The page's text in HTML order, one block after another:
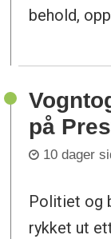
behold,
på
10 dager
Politiet og
rykket ut